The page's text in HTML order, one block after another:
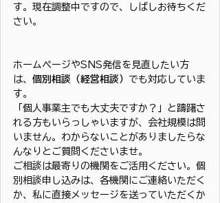
す。現在調整中ですので、しばしお待ちくだ
さい。
ホームページやSNS発信を見直したい方
は、 個別相談（経営相談） でも対応していま
す。
「個人事業主でも大丈夫ですか？」と躊躇さ
れる方もいらっしゃいますが、会社規模は問
いません。わからないことがありましたらな
んなりとご質問くださいませ。
ご相談は最寄りの機関をご活用ください。個
別相談申し込みは、各機関にご連絡いただく
か、私に直接メッセージを送っていただくか